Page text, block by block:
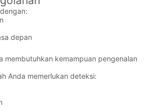
depan
membutuhkan kemampuan pengenalan
Anda memerlukan deteksi: